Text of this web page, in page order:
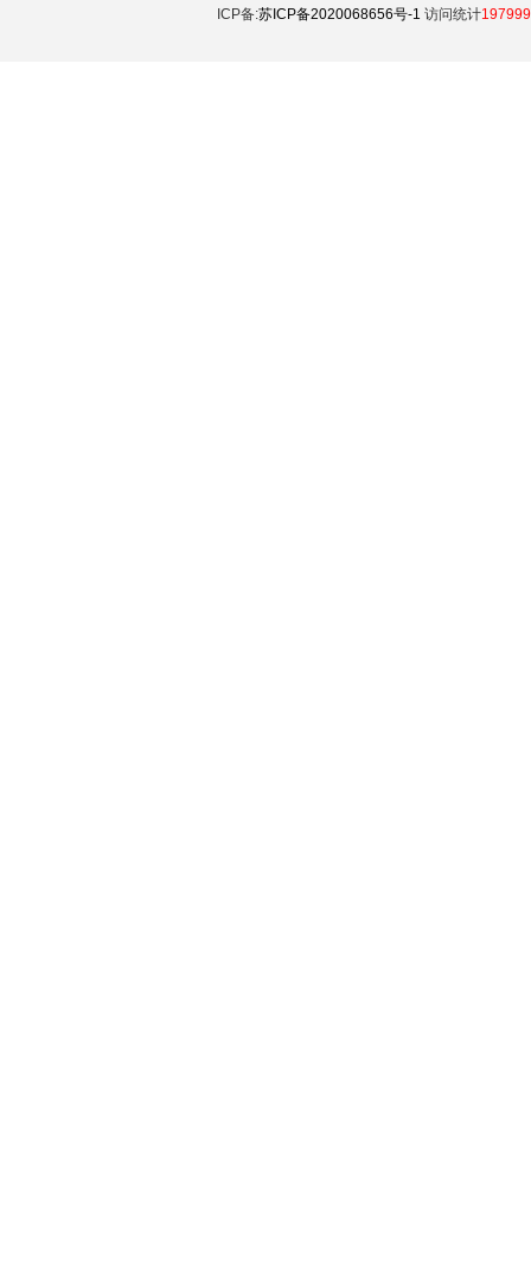
ICP备:苏ICP备2020068656号-1 访问统计197999